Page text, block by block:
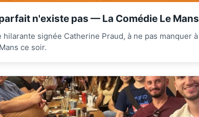
n'existe pas — La Comédie Le Mans
hilarante signée Catherine Praud, à ne pas manquer à
ce soir.